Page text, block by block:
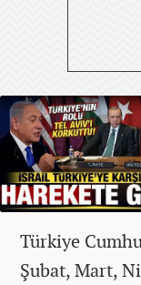
Türkiye
Şubat, Mart,